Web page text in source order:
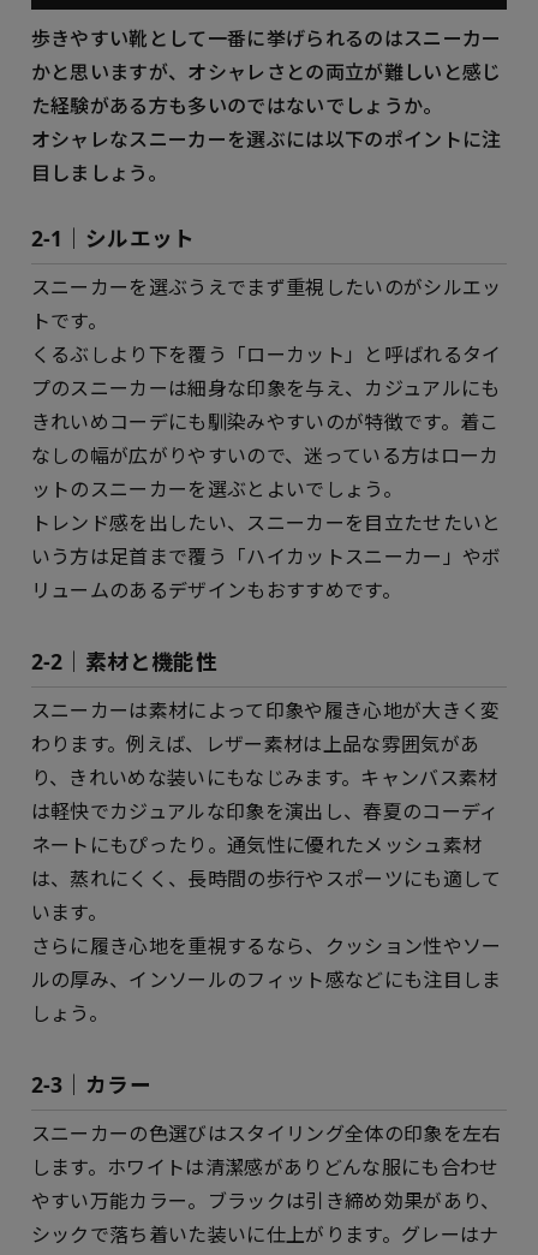
歩きやすい靴として一番に挙げられるのはスニーカー
かと思いますが、オシャレさとの両立が難しいと感じ
た経験がある方も多いのではないでしょうか。
オシャレなスニーカーを選ぶには以下のポイントに注
目しましょう。
2-1｜シルエット
スニーカーを選ぶうえでまず重視したいのがシルエッ
トです。
くるぶしより下を覆う「ローカット」と呼ばれるタイ
プのスニーカーは細身な印象を与え、カジュアルにも
きれいめコーデにも馴染みやすいのが特徴です。着こ
なしの幅が広がりやすいので、迷っている方はローカ
ットのスニーカーを選ぶとよいでしょう。
トレンド感を出したい、スニーカーを目立たせたいと
いう方は足首まで覆う「ハイカットスニーカー」やボ
リュームのあるデザインもおすすめです。
2-2｜素材と機能性
スニーカーは素材によって印象や履き心地が大きく変
わります。例えば、レザー素材は上品な雰囲気があ
り、きれいめな装いにもなじみます。キャンバス素材
は軽快でカジュアルな印象を演出し、春夏のコーディ
ネートにもぴったり。通気性に優れたメッシュ素材
は、蒸れにくく、長時間の歩行やスポーツにも適して
います。
さらに履き心地を重視するなら、クッション性やソー
ルの厚み、インソールのフィット感などにも注目しま
しょう。
2-3｜カラー
スニーカーの色選びはスタイリング全体の印象を左右
します。ホワイトは清潔感がありどんな服にも合わせ
やすい万能カラー。ブラックは引き締め効果があり、
シックで落ち着いた装いに仕上がります。グレーはナ